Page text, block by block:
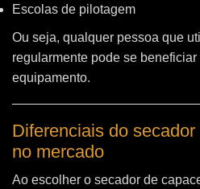
Escolas de pilotagem
Ou seja, qualquer pessoa que
regularmente pode se
equipamento.
Diferenciais do
no mercado
Ao escolher o secador de